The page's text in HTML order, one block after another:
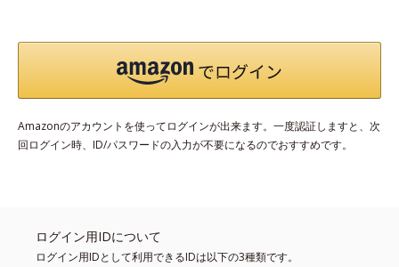
Amazonのアカウントを使ってログインが出来ます。一度認証しますと、次
回ログイン時、ID/パスワードの入力が不要になるのでおすすめです。
ログイン用IDについて
ログイン用IDとして利用できるIDは以下の3種類です。